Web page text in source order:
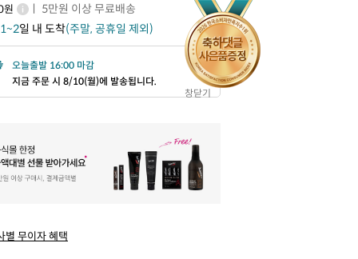
창닫기
원
ㅣ 5만원 이상 무료배송
1~2일 내 도착(주말, 공휴일 제외)
오늘출발 16:00 마감
지금 주문 시 8/10(월)에 발송됩니다.
별 무이자 혜택